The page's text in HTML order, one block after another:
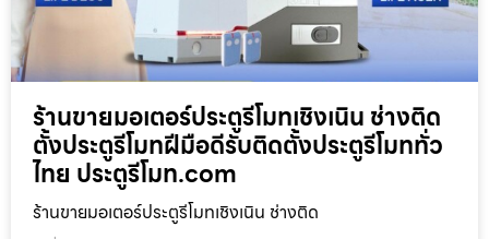
ร้านขายมอเตอร์ประตูรีโมทเชิงเนิน ช่างติด
ตั้งประตูรีโมทฝีมือดีรับติดตั้งประตูรีโมททั่ว
ไทย ประตูรีโมท.com
ร้านขายมอเตอร์ประตูรีโมทเชิงเนิน ช่างติด